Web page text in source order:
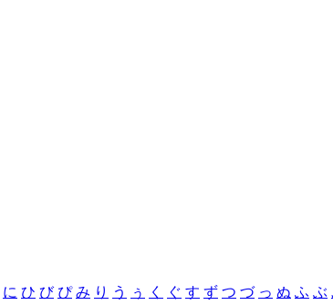
に ひ び ぴ み り う ぅ く ぐ す ず つ づ っ ぬ ふ ぶ